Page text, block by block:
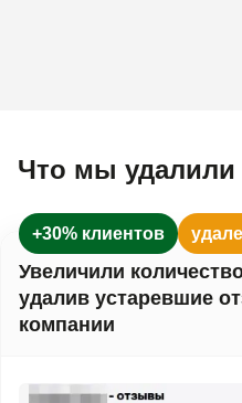
Что мы удалили
+30% клиентов
Увеличили
удалив устаревшие
компании